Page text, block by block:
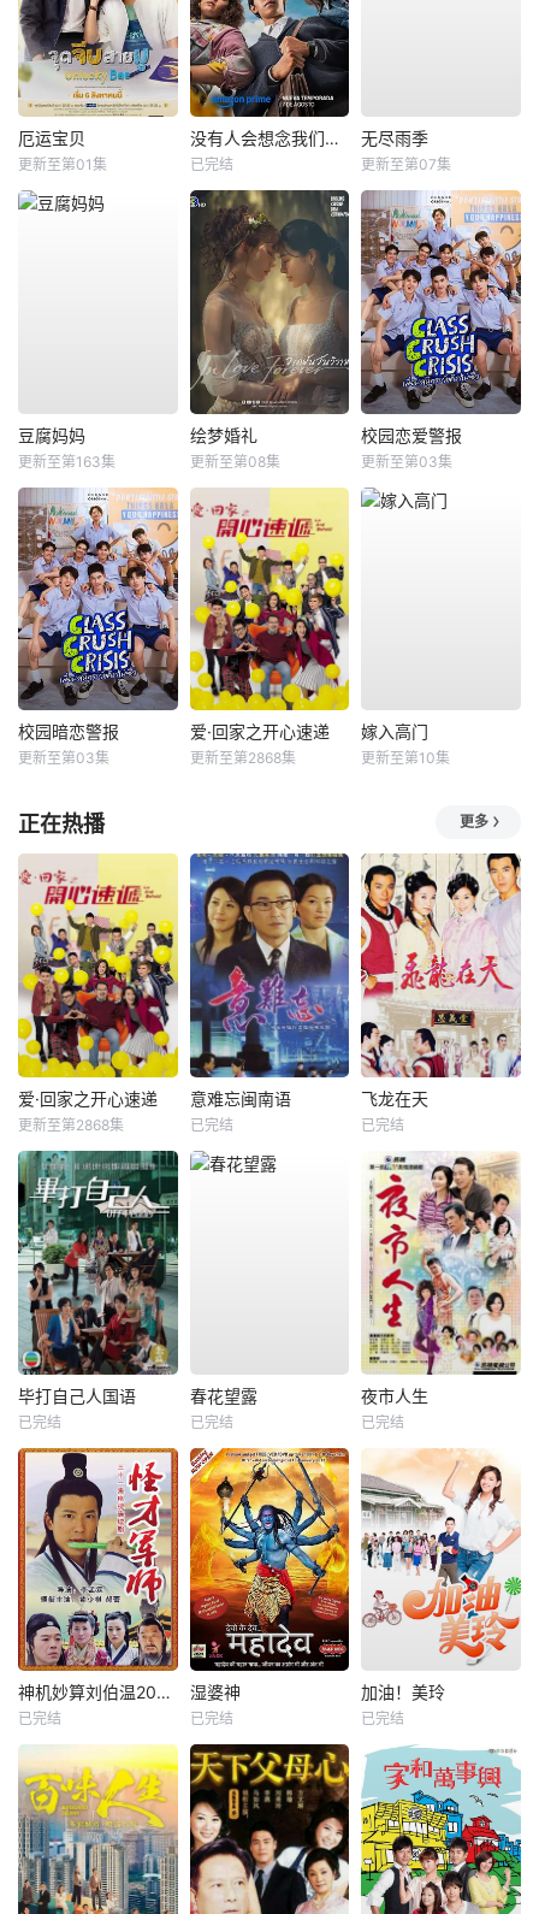
厄运宝贝
更新至第01集
没有人会想念我们第二季
已完结
无尽雨季
更新至第07集
豆腐妈妈
更新至第163集
绘梦婚礼
更新至第08集
校园恋爱警报
更新至第03集
校园暗恋警报
更新至第03集
爱·回家之开心速递
更新至第2868集
嫁入高门
更新至第10集
正在热播 更多
爱·回家之开心速递
更新至第2868集
意难忘闽南语
已完结
飞龙在天
已完结
毕打自己人国语
已完结
春花望露
已完结
夜市人生
已完结
神机妙算刘伯温2006
已完结
湿婆神
已完结
加油！美玲
已完结